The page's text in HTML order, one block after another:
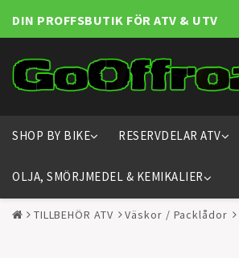
DIN PROFFSBUTIK FÖR ATV & UTV
SHOP BY BIKE RESERVDELAR ATV
OLJA, SMÖRJMEDEL & KEMIKALIER
TILLBEHÖR ATV Väskor / Packlådor